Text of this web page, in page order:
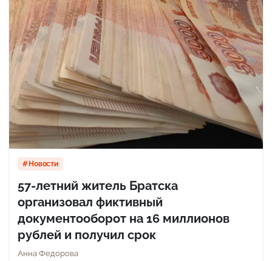
Новости
57-летний житель Братска
организовал фиктивный
документооборот на 16 миллионов
рублей и получил срок
Анна Федорова